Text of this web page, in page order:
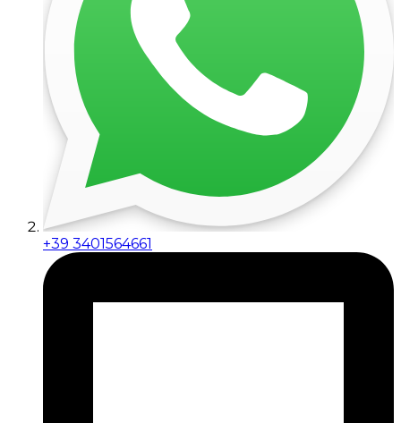
+39 3401564661